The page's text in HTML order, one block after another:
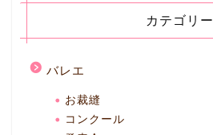
カテゴリー
バレエ
お裁縫
コンクール